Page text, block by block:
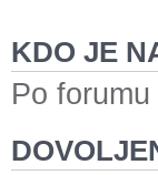
KDO JE
Po